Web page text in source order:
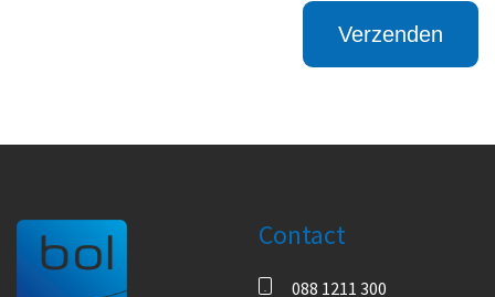
Contact
088 1211 300